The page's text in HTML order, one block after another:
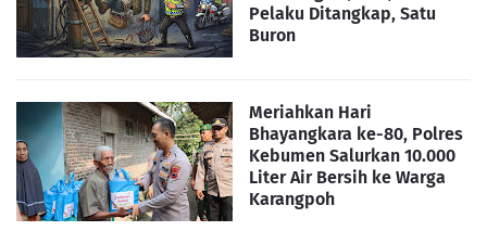
Pelaku Ditangkap, Satu
Buron
Meriahkan Hari
Bhayangkara ke-80, Polres
Kebumen Salurkan 10.000
Liter Air Bersih ke Warga
Karangpoh